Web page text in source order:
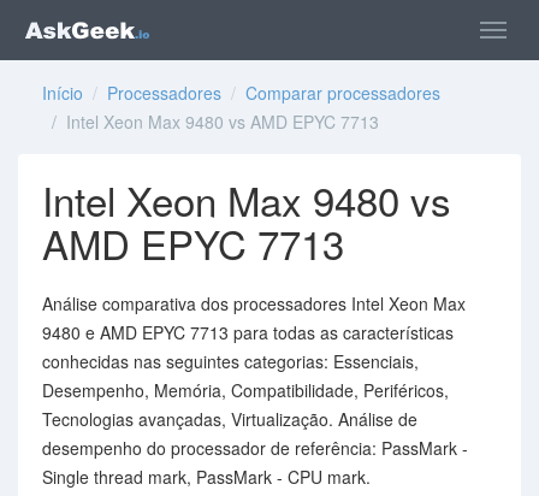
Início / Processadores / Comparar processadores
/ Intel Xeon Max 9480 vs AMD EPYC 7713
Intel Xeon Max 9480 vs
AMD EPYC 7713
Análise comparativa dos processadores Intel Xeon Max
9480 e AMD EPYC 7713 para todas as características
conhecidas nas seguintes categorias: Essenciais,
Desempenho, Memória, Compatibilidade, Periféricos,
Tecnologias avançadas, Virtualização. Análise de
desempenho do processador de referência: PassMark -
Single thread mark, PassMark - CPU mark.